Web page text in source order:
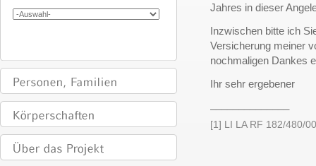
Jahres in dieser
Inzwischen bitte ich
Versicherung meiner
nochmaligen Dankes
Ihr sehr ergebener
[1] LI LA RF 182/480/